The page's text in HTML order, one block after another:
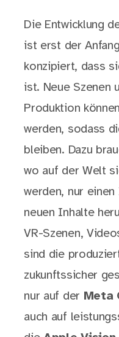
Die Entwicklung
ist erst der
konzipiert, dass
ist. Neue Szenen
Produktion
werden, sodass
bleiben. Dazu
wo auf der Welt
werden, nur
neuen Inhalte
VR-Szenen,
sind die
zukunftssicher
nur auf der Meta
auch auf